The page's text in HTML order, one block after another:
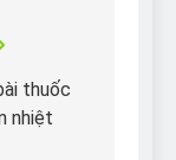
thuốc
nhiệt